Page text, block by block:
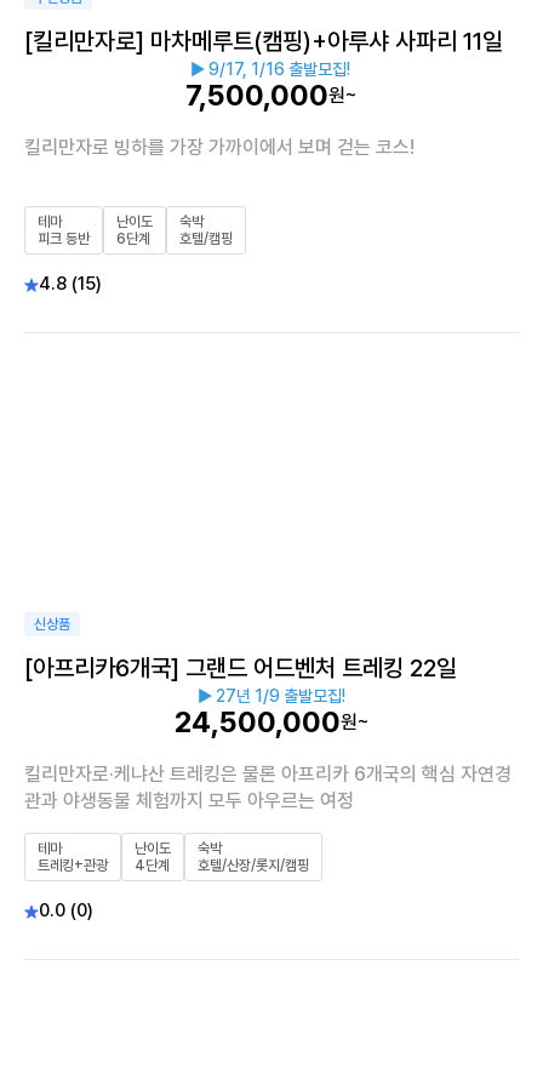
[킬리만자로] 마차메루트(캠핑)+아루샤 사파리 11일
▶ 9/17, 1/16 출발모집!
7,500,000원~
킬리만자로 빙하를 가장 가까이에서 보며 걷는 코스!
테마
피크 등반
난이도
6단계
숙박
호텔/캠핑
4.8 (15)
신상품
[아프리카6개국] 그랜드 어드벤처 트레킹 22일
▶ 27년 1/9 출발모집!
24,500,000원~
킬리만자로·케냐산 트레킹은 물론 아프리카 6개국의 핵심 자연경
관과 야생동물 체험까지 모두 아우르는 여정
테마
트레킹+관광
난이도
4단계
숙박
호텔/산장/롯지/캠핑
0.0 (0)